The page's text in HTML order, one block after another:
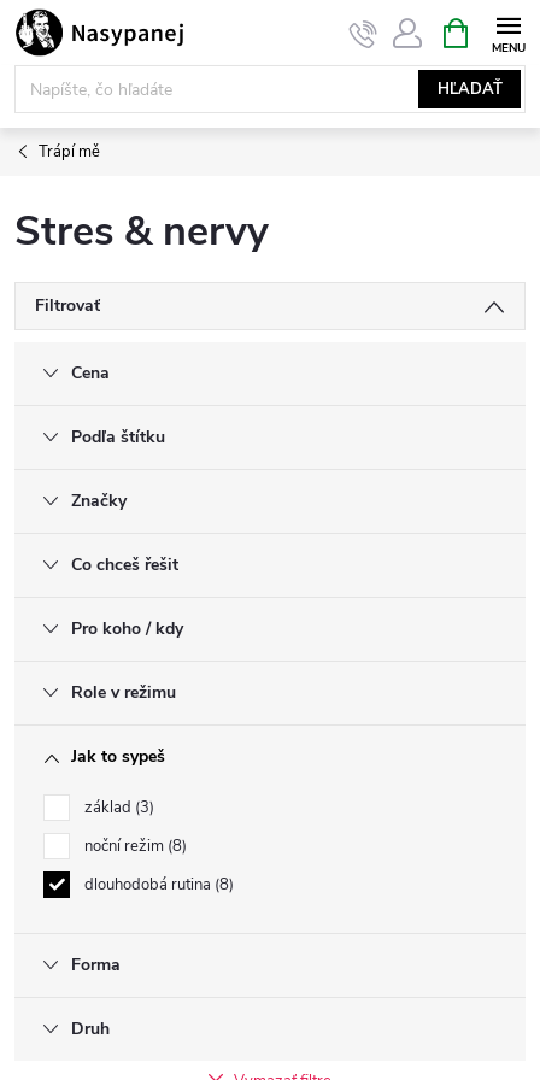
Prejsť
na
obsah
HĽADAŤ
KOŠÍK
Trápí mě
Stres & nervy
Filtrovať
Cena
Podľa štítku
Značky
Co chceš řešit
Pro koho / kdy
Role v režimu
Jak to sypeš
základ 3
noční režim 8
dlouhodobá rutina 8
Forma
Druh